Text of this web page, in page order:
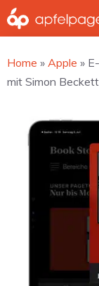
Zum
Inhalt
Home » Apple »
mit Simon